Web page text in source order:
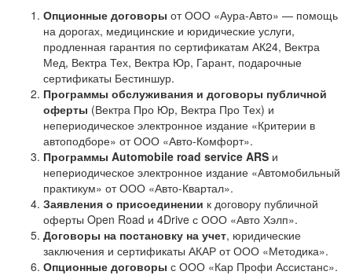
Опционные договоры от ООО «Аура-Авто» — помощь
на дорогах, медицинские и юридические услуги,
продленная гарантия по сертификатам АК24, Вектра
Мед, Вектра Тех, Вектра Юр, Гарант, подарочные
сертификаты Бестиншур.
Программы обслуживания и договоры публичной
оферты (Вектра Про Юр, Вектра Про Тех) и
непериодическое электронное издание «Критерии в
автоподборе» от ООО «Авто-Комфорт».
Программы Automobile road service ARS и
непериодическое электронное издание «Автомобильный
практикум» от ООО «Авто-Квартал».
Заявления о присоединении к договору публичной
оферты Open Road и 4Drive с ООО «Авто Хэлп».
Договоры на постановку на учет, юридические
заключения и сертификаты АКАР от ООО «Методика».
Опционные договоры с ООО «Кар Профи Ассистанс».